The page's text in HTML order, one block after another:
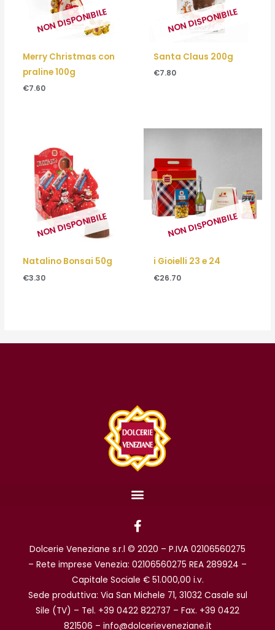
NON DISPONIBILE
Merry Christmas con
praline 100g
€7.60
NON DISPONIBILE
Santa Claus 200g
€7.80
NON DISPONIBILE
Natalino Bonsai 50g
€3.30
NON DISPONIBILE
i Gioielli 23 e 24
€26.70
F
a
c
e
b
o
o
k
-
Dolcerie Veneziane s.r.l © 2020 – P.IVA 02106560275
– Rete imprese Venezia: 02106560275 REA 289924 –
Capitale Sociale € 51.000,00 i.v.
Sede produttiva: Via San Michele 71, 31032 Casale sul
Sile (TV) – Tel. +39 0422 822737 – Fax. +39 0422
821506 – info@dolcerieveneziane.it